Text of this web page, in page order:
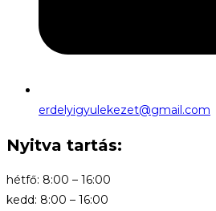
erdelyigyulekezet@gmail.com
Nyitva tartás:
hétfő: 8:00 – 16:00
kedd: 8:00 – 16:00